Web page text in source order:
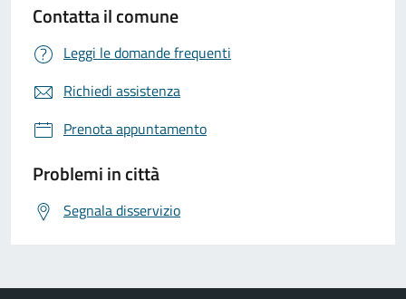
Contatta il comune
Leggi le domande frequenti
Richiedi assistenza
Prenota appuntamento
Problemi in città
Segnala disservizio